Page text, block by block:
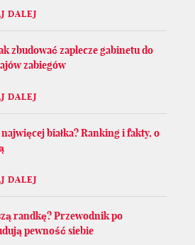
DALEJ
zbudować zaplecze gabinetu do
zabiegów
DALEJ
białka? Ranking i fakty, o
DALEJ
randkę? Przewodnik po
pewność siebie